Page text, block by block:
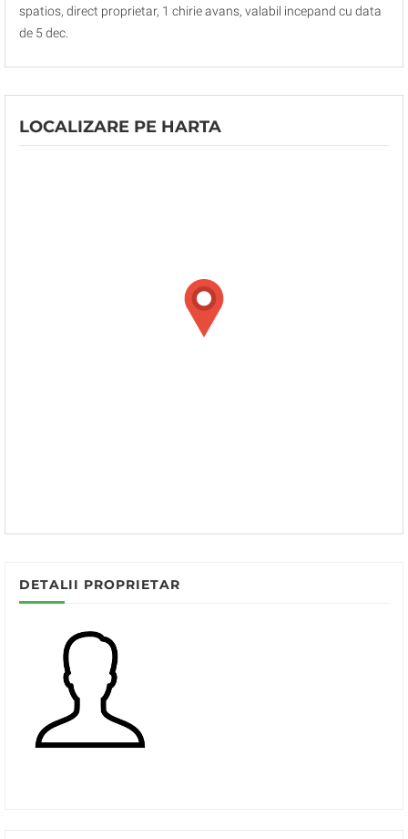
spatios, direct proprietar, 1 chirie avans, valabil incepand cu data
de 5 dec.
LOCALIZARE PE HARTA
DETALII PROPRIETAR